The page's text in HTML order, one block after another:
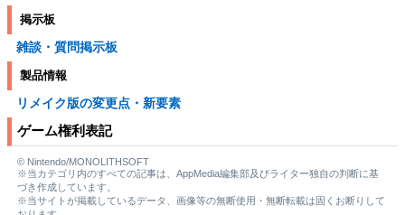
掲示板
雑談・質問掲示板
製品情報
リメイク版の変更点・新要素
ゲーム権利表記
© Nintendo/MONOLITHSOFT
※当カテゴリ内のすべての記事は、AppMedia編集部及びライター独自の判断に基
づき作成しています。
※当サイトが掲載しているデータ、画像等の無断使用・無断転載は固くお断りして